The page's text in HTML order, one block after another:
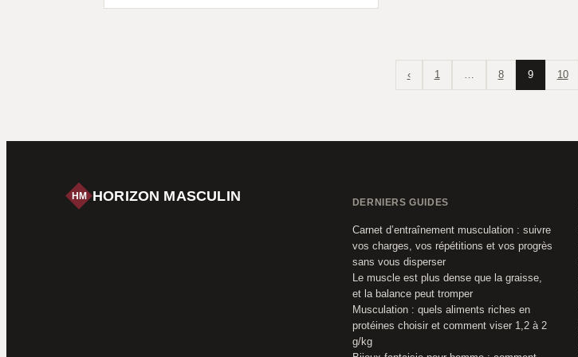
‹ 1 8 9 10
HM HORIZON MASCULIN DERNIERS GUIDES
Carnet d’entraînement musculation : suivre
vos charges, vos répétitions et vos progrès
sans vous disperser
Le muscle est plus dense que la graisse,
et la balance peut tromper
Musculation : quels aliments riches en
protéines choisir et comment viser 1,2 à 2
g/kg